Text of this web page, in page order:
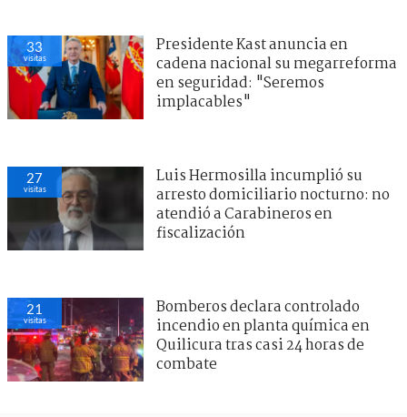
33
visitas
Presidente Kast anuncia en
cadena nacional su megarreforma
en seguridad: "Seremos
implacables"
27
visitas
Luis Hermosilla incumplió su
arresto domiciliario nocturno: no
atendió a Carabineros en
fiscalización
21
visitas
Bomberos declara controlado
incendio en planta química en
Quilicura tras casi 24 horas de
combate